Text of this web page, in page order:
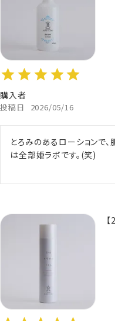
購入者
投稿日 2026/05/16
とろみのあるローションで
は全部姫ラボです。(笑)